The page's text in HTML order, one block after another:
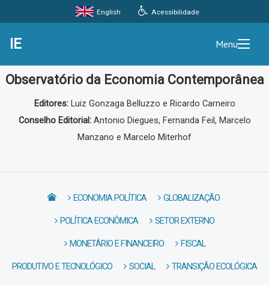
Acessibilidade
English
IE Menu
Observatório da Economia Contemporânea
Editores: Luiz Gonzaga Belluzzo e Ricardo Carneiro
Conselho Editorial: Antonio Diegues, Fernanda Feil, Marcelo
Manzano e Marcelo Miterhof
ECONOMIA POLÍTICA GLOBALIZAÇÃO
POLÍTICA ECONÔMICA SETOR EXTERNO
MONETÁRIO E FINANCEIRO FISCAL
PRODUTIVO E TECNOLÓGICO SOCIAL TRANSIÇÃO ECOLÓGICA